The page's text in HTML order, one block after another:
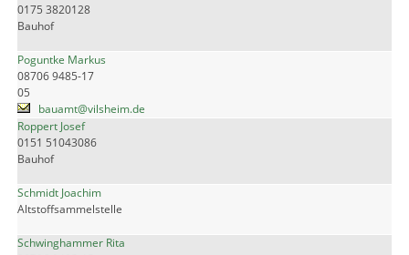
0175 3820128
Bauhof
Poguntke Markus
08706 9485-17
05
bauamt@vilsheim.de
Roppert Josef
0151 51043086
Bauhof
Schmidt Joachim
Altstoffsammelstelle
Schwinghammer Rita